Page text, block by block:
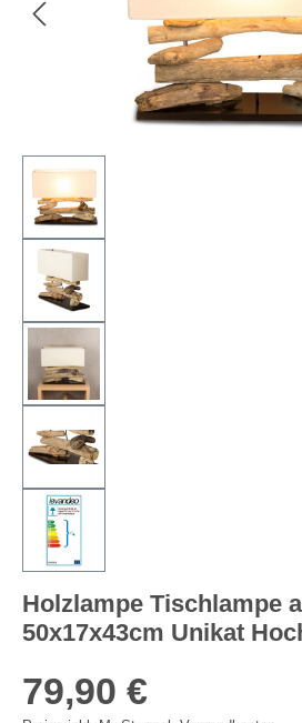
Holzlampe Tischlampe
50x17x43cm Unikat
79,90 €